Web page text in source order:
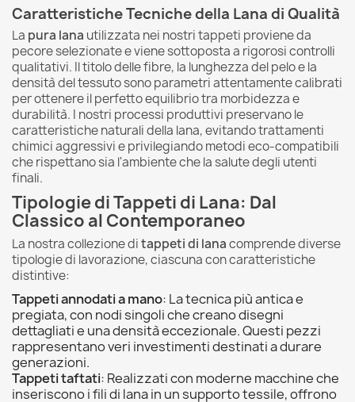
Caratteristiche Tecniche della Lana di Qualità
La pura lana utilizzata nei nostri tappeti proviene da
pecore selezionate e viene sottoposta a rigorosi controlli
qualitativi. Il titolo delle fibre, la lunghezza del pelo e la
densità del tessuto sono parametri attentamente calibrati
per ottenere il perfetto equilibrio tra morbidezza e
durabilità. I nostri processi produttivi preservano le
caratteristiche naturali della lana, evitando trattamenti
chimici aggressivi e privilegiando metodi eco-compatibili
che rispettano sia l'ambiente che la salute degli utenti
finali.
Tipologie di Tappeti di Lana: Dal
Classico al Contemporaneo
La nostra collezione ditappeti di lanacomprende diverse
tipologie di lavorazione, ciascuna con caratteristiche
distintive:
Tappeti annodati a mano: La tecnica più antica e
pregiata, con nodi singoli che creano disegni
dettagliati e una densità eccezionale. Questi pezzi
rappresentano veri investimenti destinati a durare
generazioni.
Tappeti taftati: Realizzati con moderne macchine che
inseriscono i fili di lana in un supporto tessile, offrono